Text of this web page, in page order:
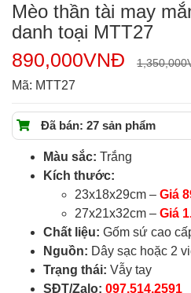
Mèo thần tài may
danh toại MTT27
1,350,000
890,000VNĐ
Mã: MTT27
Đã bán: 27 sản phẩm
Màu sắc: Trắng
Kích thước:
23x18x29cm – Giá
27x21x32cm – Giá
Chất liệu: Gốm sứ cao
Nguồn: Dây sạc hoặc 2
Trạng thái: Vẫy tay
SĐT/Zalo: 097.514.2591